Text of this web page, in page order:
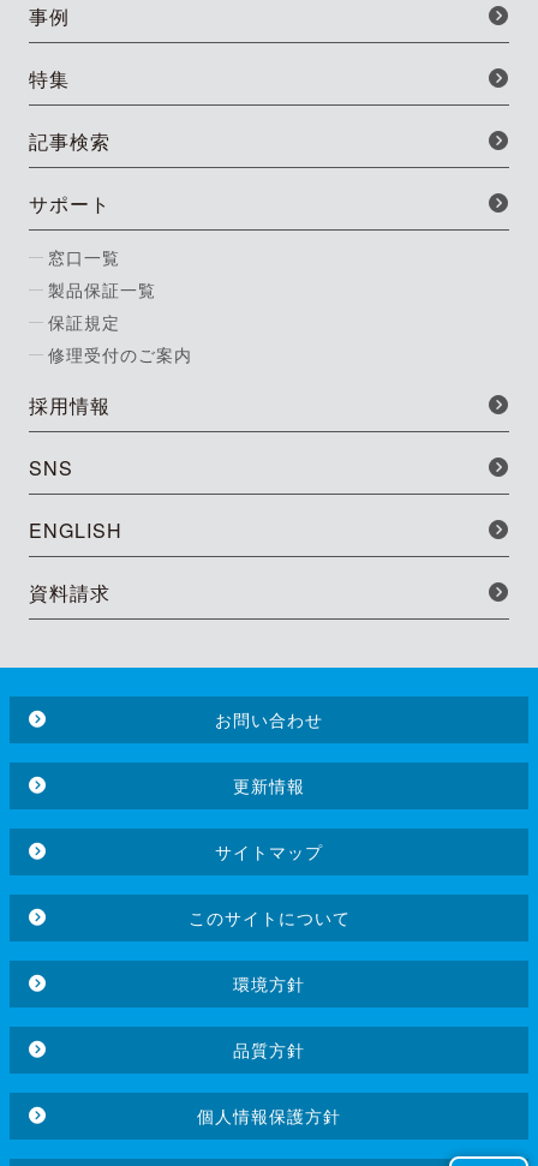
事例
特集
記事検索
サポート
窓口一覧
製品保証一覧
保証規定
修理受付のご案内
採用情報
SNS
ENGLISH
資料請求
お問い合わせ
更新情報
サイトマップ
このサイトについて
環境方針
品質方針
個人情報保護方針